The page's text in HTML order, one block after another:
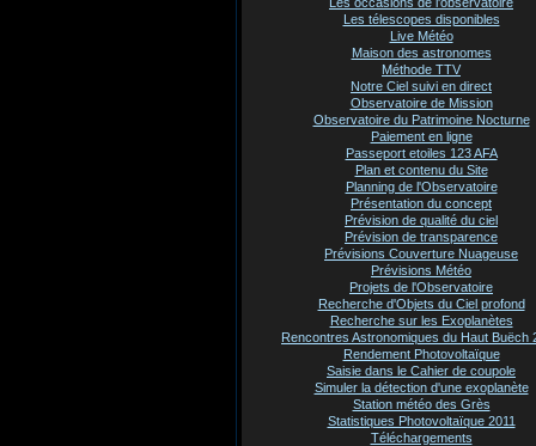
Les télescopes disponibles
Live Météo
Maison des astronomes
Méthode TTV
Notre Ciel suivi en direct
Observatoire de Mission
Observatoire du Patrimoine Nocturne
Paiement en ligne
Passeport etoiles 123 AFA
Plan et contenu du Site
Planning de l'Observatoire
Présentation du concept
Prévision de qualité du ciel
Prévision de transparence
Prévisions Couverture Nuageuse
Prévisions Météo
Projets de l'Observatoire
Recherche d'Objets du Ciel profond
Recherche sur les Exoplanètes
Rencontres Astronomiques du Haut Buëch
Rendement Photovoltaïque
Saisie dans le Cahier de coupole
Simuler la détection d'une exoplanète
Station météo des Grès
Statistiques Photovoltaïque 2011
Téléchargements